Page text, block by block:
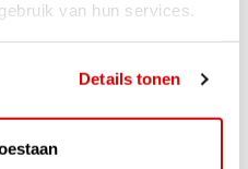
van hun services.
Details tonen